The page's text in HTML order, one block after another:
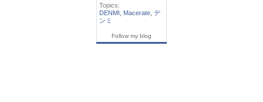
Topics:
DENMI
Macerate デ
ンミ
Follow my blog